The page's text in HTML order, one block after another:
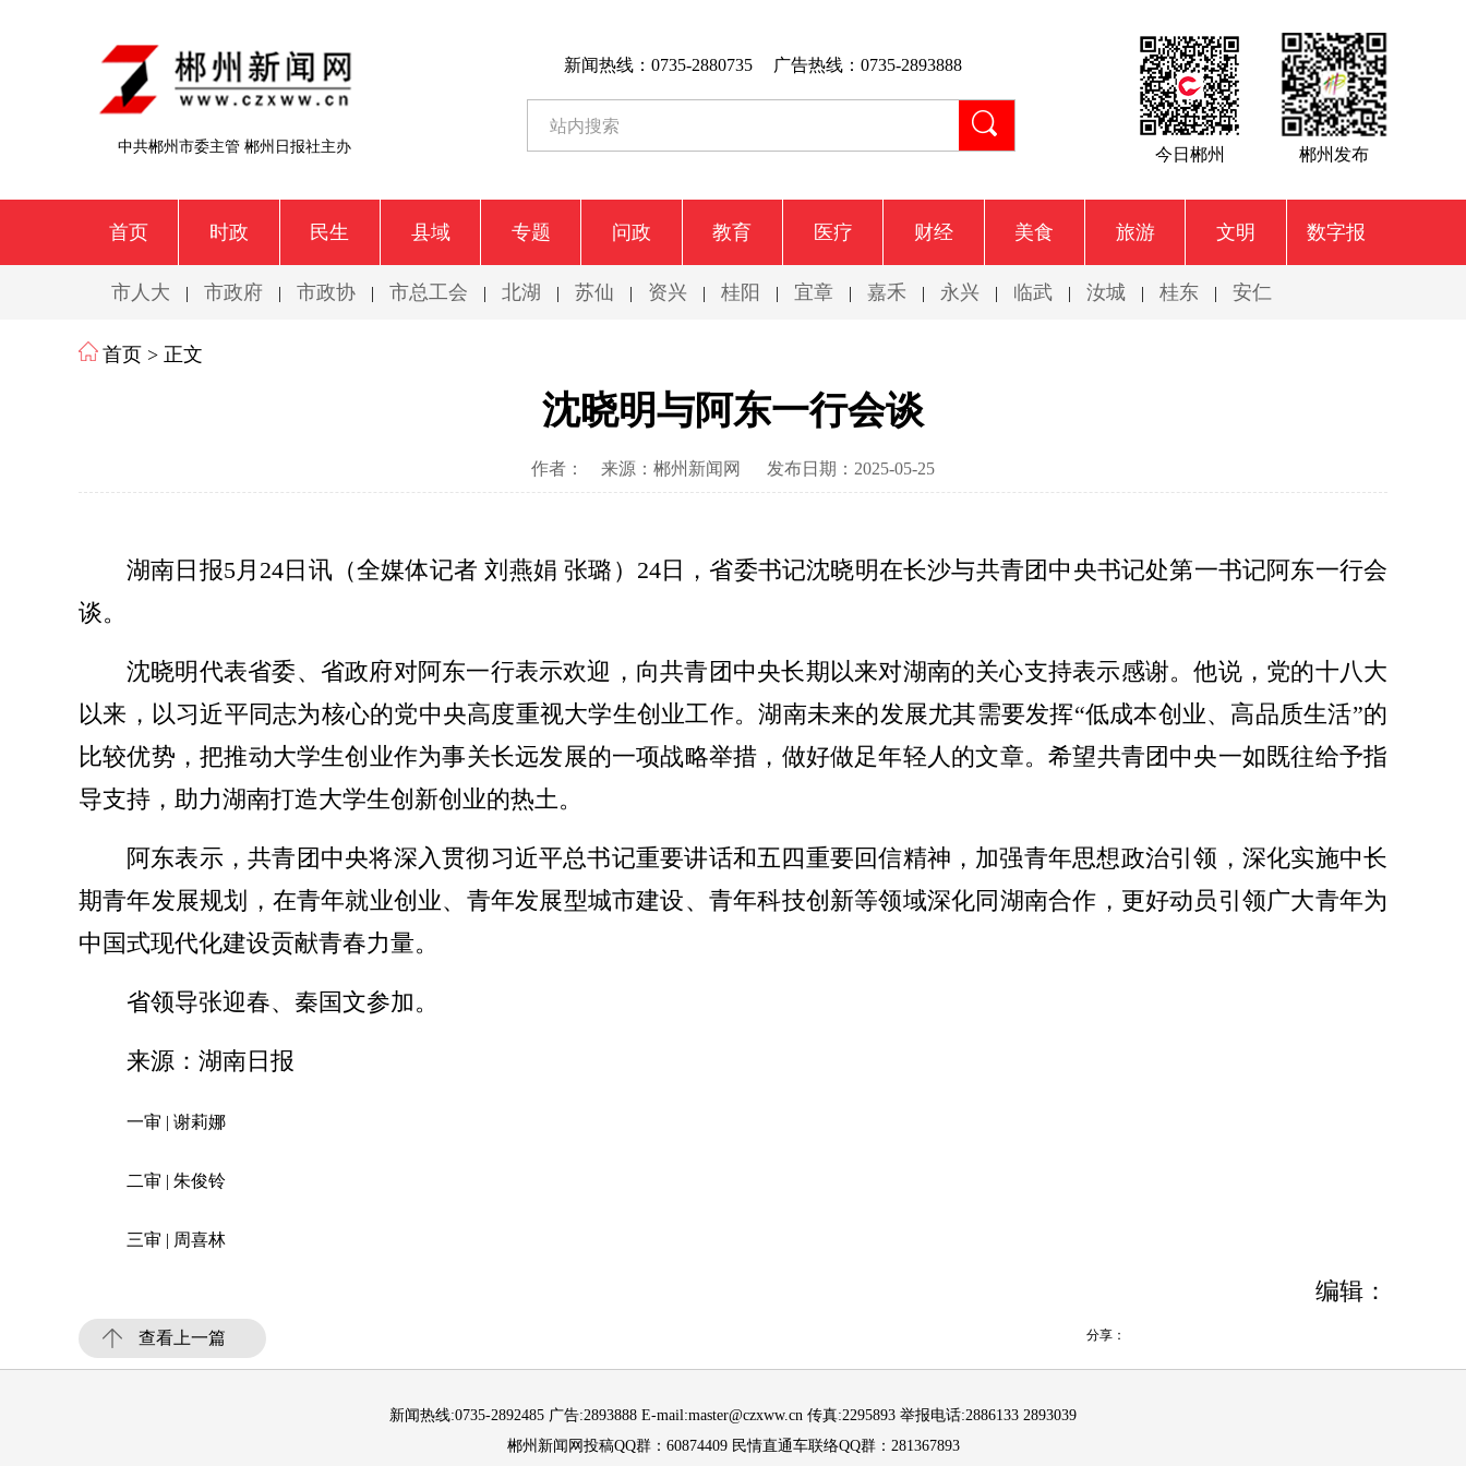
中共郴州市委主管 郴州日报社主办
新闻热线：0735-2880735 广告热线：0735-2893888
今日郴州 郴州发布
首页 时政 民生 县域 专题 问政 教育 医疗 财经 美食 旅游 文明 数字报
市人大 | 市政府 | 市政协 | 市总工会 | 北湖 | 苏仙 | 资兴 | 桂阳 | 宜章 | 嘉禾 | 永兴 | 临武 | 汝城 | 桂东 | 安仁
首页 > 正文
沈晓明与阿东一行会谈
作者： 来源：郴州新闻网 发布日期：2025-05-25
湖南日报5月24日讯（全媒体记者 刘燕娟 张璐）24日，省委书记沈晓明在长沙与共青团中央书记处第一书记阿东一行会
谈。
沈晓明代表省委、省政府对阿东一行表示欢迎，向共青团中央长期以来对湖南的关心支持表示感谢。他说，党的十八大
以来，以习近平同志为核心的党中央高度重视大学生创业工作。湖南未来的发展尤其需要发挥“低成本创业、高品质生活”的
比较优势，把推动大学生创业作为事关长远发展的一项战略举措，做好做足年轻人的文章。希望共青团中央一如既往给予指
导支持，助力湖南打造大学生创新创业的热土。
阿东表示，共青团中央将深入贯彻习近平总书记重要讲话和五四重要回信精神，加强青年思想政治引领，深化实施中长
期青年发展规划，在青年就业创业、青年发展型城市建设、青年科技创新等领域深化同湖南合作，更好动员引领广大青年为
中国式现代化建设贡献青春力量。
省领导张迎春、秦国文参加。
来源：湖南日报
一审 | 谢莉娜
二审 | 朱俊铃
三审 | 周喜林
编辑：
查看上一篇 分享：
新闻热线:0735-2892485 广告:2893888 E-mail:master@czxww.cn 传真:2295893 举报电话:2886133 2893039
郴州新闻网投稿QQ群：60874409 民情直通车联络QQ群：281367893